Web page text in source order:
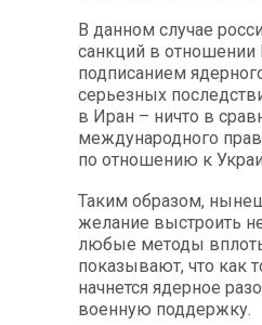
В данном случае
санкций в отношении
подписанием
серьезных
в Иран – ничто в
международного
по отношению к
Таким образом,
желание выстроить
любые методы
показывают, что как
начнется ядерное
военную поддержку.